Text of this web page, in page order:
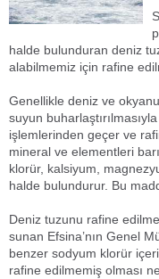
halde bulunduran deniz
alabilmemiz için rafine
Genellikle deniz ve
suyun
işlemlerinden geçer ve
mineral ve elementleri
klorür, kalsiyum,
halde bulundurur. Bu
Deniz tuzunu rafine
sunan Efsina’nın Genel
benzer sodyum klorür
rafine edilmemiş olması